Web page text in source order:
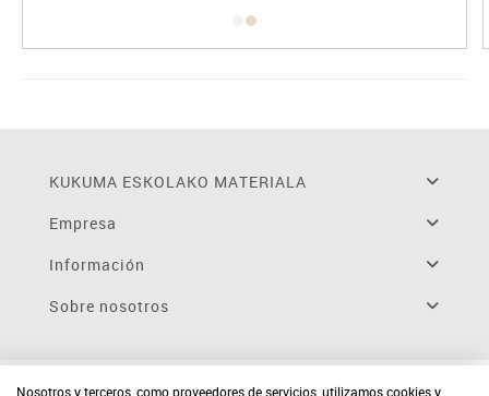
KUKUMA ESKOLAKO MATERIALA
Empresa
Información
Sobre nosotros
Nosotros y terceros, como proveedores de servicios, utilizamos cookies y